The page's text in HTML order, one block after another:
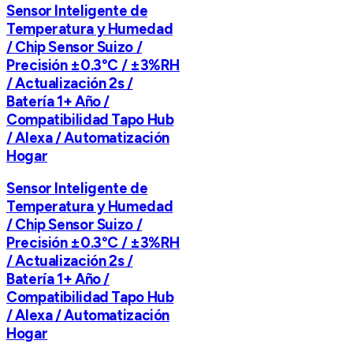
Sensor Inteligente de
Temperatura y Humedad
/ Chip Sensor Suizo /
Precisión ±0.3°C / ±3%RH
/ Actualización 2s /
Batería 1+ Año /
Compatibilidad Tapo Hub
/ Alexa / Automatización
Hogar
Sensor Inteligente de
Temperatura y Humedad
/ Chip Sensor Suizo /
Precisión ±0.3°C / ±3%RH
/ Actualización 2s /
Batería 1+ Año /
Compatibilidad Tapo Hub
/ Alexa / Automatización
Hogar